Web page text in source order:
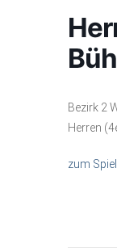
Bezirk 2
Herren
zum